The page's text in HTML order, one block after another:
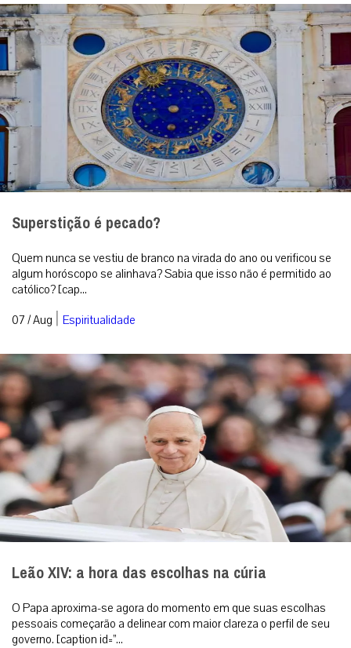
Superstição é pecado?
Quem nunca se vestiu de branco na virada do ano ou verificou se
algum horóscopo se alinhava? Sabia que isso não é permitido ao
católico? [cap...
07 / Aug | Espiritualidade
Leão XIV: a hora das escolhas na cúria
O Papa aproxima-se agora do momento em que suas escolhas
pessoais começarão a delinear com maior clareza o perfil de seu
governo. [caption id=”...